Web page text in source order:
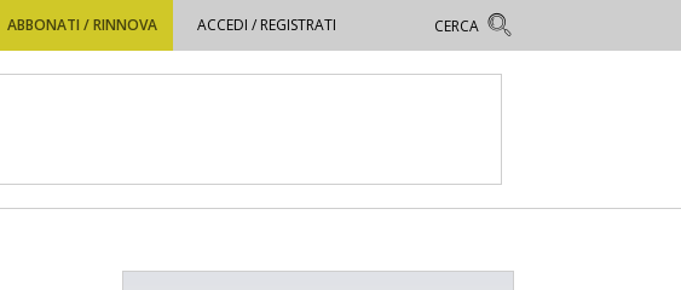
ABBONATI / RINNOVA ACCEDI / REGISTRATI